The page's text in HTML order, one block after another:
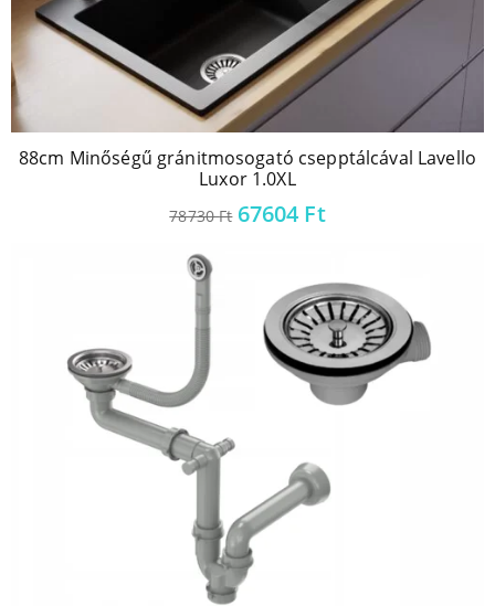
88cm Minőségű gránitmosogató csepptálcával Lavello
Luxor 1.0XL
78730Ft 67604 Ft